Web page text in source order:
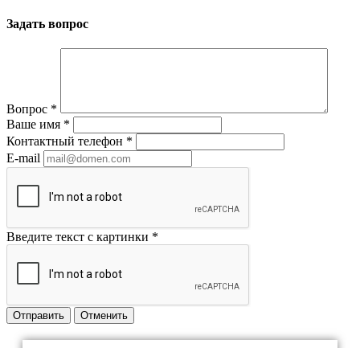
Задать вопрос
Вопрос *
Ваше имя *
Контактный телефон *
E-mail
Введите текст с картинки *
Отправить Отменить